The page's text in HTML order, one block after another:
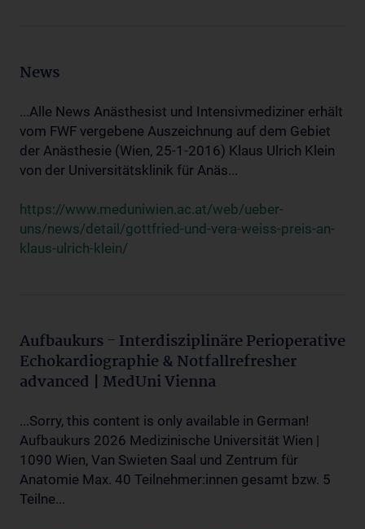
News
...Alle News Anästhesist und Intensivmediziner erhält
vom FWF vergebene Auszeichnung auf dem Gebiet
der Anästhesie (Wien, 25-1-2016) Klaus Ulrich Klein
von der Universitätsklinik für Anäs...
https://www.meduniwien.ac.at/web/ueber-
uns/news/detail/gottfried-und-vera-weiss-preis-an-
klaus-ulrich-klein/
Aufbaukurs - Interdisziplinäre Perioperative
Echokardiographie & Notfallrefresher
advanced | MedUni Vienna
...Sorry, this content is only available in German!
Aufbaukurs 2026 Medizinische Universität Wien |
1090 Wien, Van Swieten Saal und Zentrum für
Anatomie Max. 40 Teilnehmer:innen gesamt bzw. 5
Teilne...